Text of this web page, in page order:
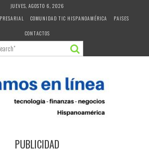
JUEVES, AGOSTO 6, 2026
COMUNIDAD TIC HISPANOAMÉRICA
PAISES
CONTACTOS
PUBLICIDAD